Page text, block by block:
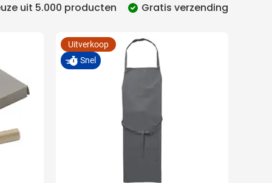
uit 5.000 producten Gratis verzending
Uitverkoop
Snel